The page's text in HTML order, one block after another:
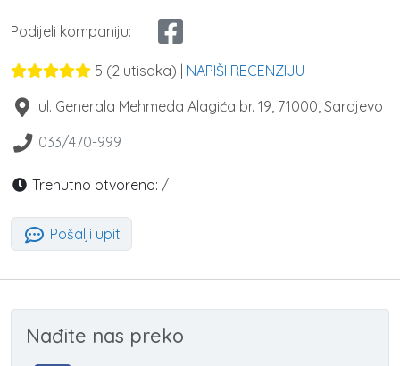
Podijeli kompaniju:
5 (2 utisaka) | NAPIŠI RECENZIJU
ul. Generala Mehmeda Alagića br. 19 71000 Sarajevo
033/470-999
Trenutno otvoreno: /
Pošalji upit
Nađite nas preko